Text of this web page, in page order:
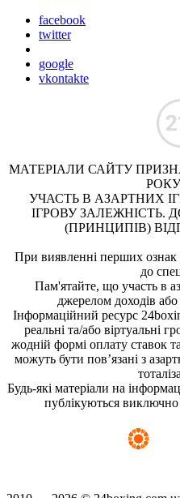
facebook
twitter
google
vkontakte
МАТЕРІАЛИ САЙТУ
РОКУ
УЧАСТЬ В АЗАРТНИХ
ІГРОВУ ЗАЛЕЖНІСТЬ.
(ПРИНЦИПІВ)
При виявленні перших ознак
до
Пам'ятайте, що участь в
джерелом доходів
Інформаційний ресурс
реальні та/або віртуальні
жодній формі оплату ставок
можуть бути пов’язані з
Будь-які матеріали на
публікуються